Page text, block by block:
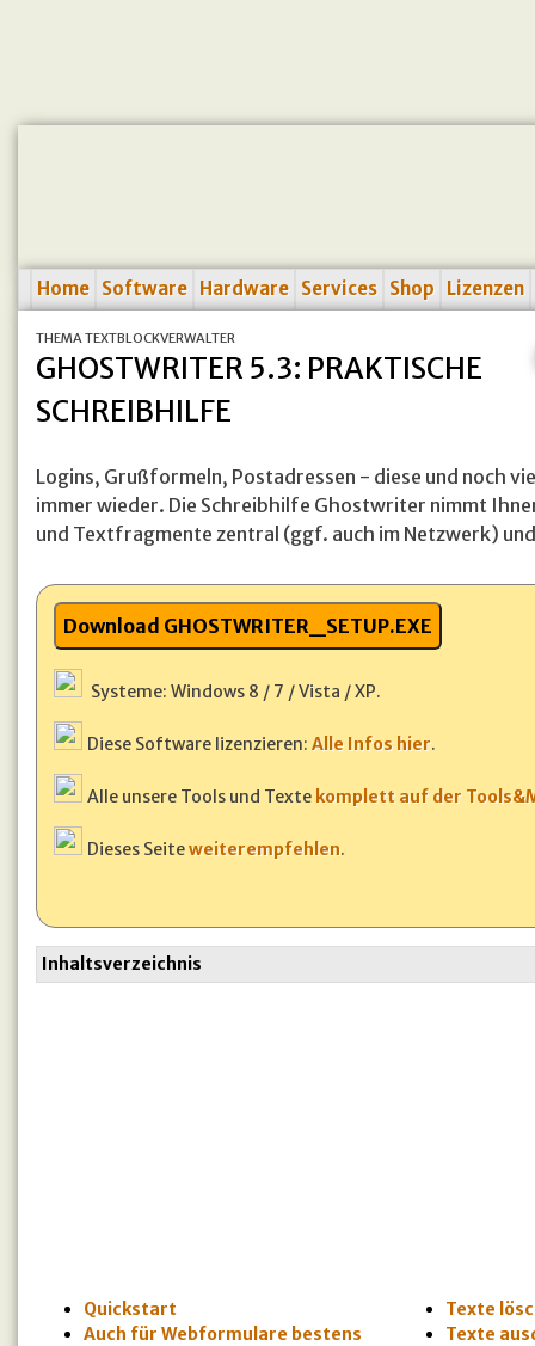
Home Software Hardware Services Shop Lizenzen
THEMA TEXTBLOCKVERWALTER
GHOSTWRITER 5.3: PRAKTISCHE
SCHREIBHILFE
Logins, Grußformeln, Postadressen - diese und noch
immer wieder. Die Schreibhilfe Ghostwriter nimmt
und Textfragmente zentral (ggf. auch im Netzwerk)
Systeme: Windows 8 / 7 / Vista / XP.
Diese Software lizenzieren: Alle Infos hier.
Alle unsere Tools und Texte komplett auf der
Dieses Seiteweiterempfehlen.
Inhaltsverzeichnis
Quickstart
Auch für Webformulare bestens
Texte
Texte